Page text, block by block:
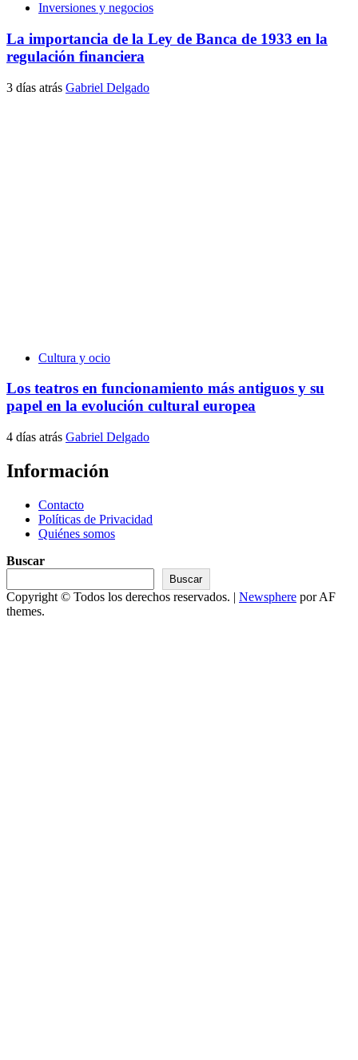
Inversiones y negocios
La importancia de la Ley de Banca de 1933 en la
regulación financiera
3 días atrás Gabriel Delgado
Cultura y ocio
Los teatros en funcionamiento más antiguos y su
papel en la evolución cultural europea
4 días atrás Gabriel Delgado
Información
Contacto
Políticas de Privacidad
Quiénes somos
Buscar
Buscar
Copyright © Todos los derechos reservados. | Newsphere por AF
themes.